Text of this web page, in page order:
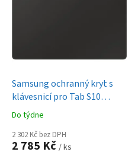
Samsung ochranný kryt s
klávesnicí pro Tab S10
Ultra/S9 Ultra černý
Do týdne
2 302 Kč bez DPH
2 785 Kč / ks